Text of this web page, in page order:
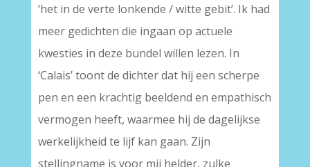
‘het in de verte lonkende / witte gebit’. Ik had
meer gedichten die ingaan op actuele
kwesties in deze bundel willen lezen. In
‘Calais’ toont de dichter dat hij een scherpe
pen en een krachtig beeldend en empathisch
vermogen heeft, waarmee hij de dagelijkse
werkelijkheid te lijf kan gaan. Zijn
stellingname is voor mij helder, zulke